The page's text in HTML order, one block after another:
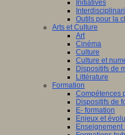
Initiatives
Outils pour la
Arts et Culture
Art
Cinéma
Culture
Culture et
Dispositifs de
Littérature
Formation
Compétences
Dispositifs de
E- formation
Enjeux et